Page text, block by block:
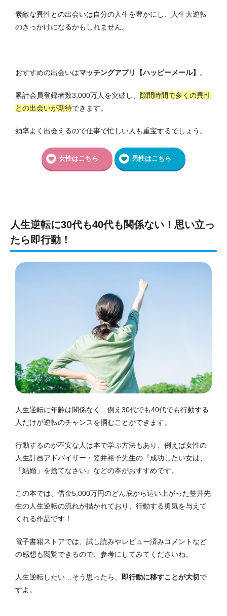
素敵な異性との出会いは自分の人生を豊かにし、人生大逆転
のきっかけになるかもしれません。
おすすめの出会いはマッチングアプリ【ハッピーメール】 。
累計会員登録者数3,000万人を突破し、
隙間時間で多くの異性
との出会いが期待できます。
効率よく出会えるので仕事で忙しい人も重宝するでしょう。
女性はこちら 男性はこちら
人生逆転に30代も40代も関係ない！思い立っ
たら即行動！
人生逆転に年齢は関係なく、例え30代でも40代でも行動する
人だけが逆転のチャンスを掴むことができます。
行動するのが不安な人は本で学ぶ方法もあり、例えば女性の
人生計画アドバイザー・笠井裕予先生の『成功したい女は、
「結婚」を捨てなさい』などの本がおすすめです。
この本では、借金5,000万円のどん底から這い上がった笠井先
生の人生逆転の流れが描かれており、行動する勇気を与えて
くれる作品です！
電子書籍ストアでは、試し読みやレビュー済みコメントなど
の感想も閲覧できるので、参考にしてみてくださいね。
人生逆転したい…そう思ったら、 即行動に移すことが大切で
すよ。